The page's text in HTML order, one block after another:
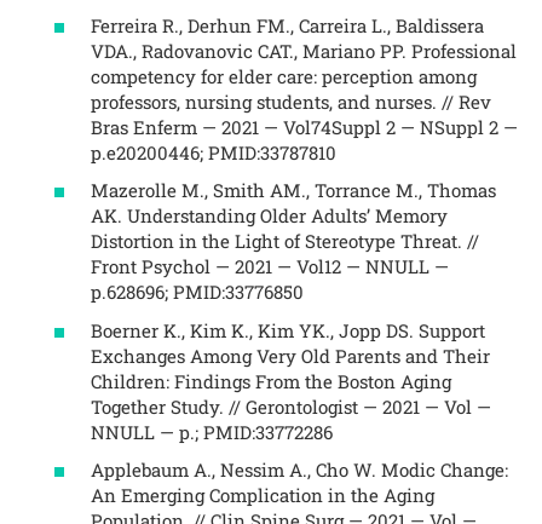
Ferreira R., Derhun FM., Carreira L., Baldissera
VDA., Radovanovic CAT., Mariano PP. Professional
competency for elder care: perception among
professors, nursing students, and nurses. // Rev
Bras Enferm — 2021 — Vol74Suppl 2 — NSuppl 2 —
p.e20200446; PMID:33787810
Mazerolle M., Smith AM., Torrance M., Thomas
AK. Understanding Older Adults’ Memory
Distortion in the Light of Stereotype Threat. //
Front Psychol — 2021 — Vol12 — NNULL —
p.628696; PMID:33776850
Boerner K., Kim K., Kim YK., Jopp DS. Support
Exchanges Among Very Old Parents and Their
Children: Findings From the Boston Aging
Together Study. // Gerontologist — 2021 — Vol —
NNULL — p.; PMID:33772286
Applebaum A., Nessim A., Cho W. Modic Change:
An Emerging Complication in the Aging